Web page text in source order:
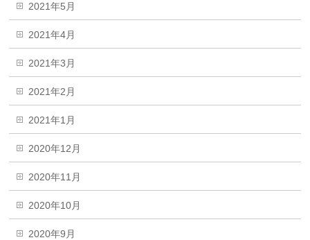
2021年5月
2021年4月
2021年3月
2021年2月
2021年1月
2020年12月
2020年11月
2020年10月
2020年9月